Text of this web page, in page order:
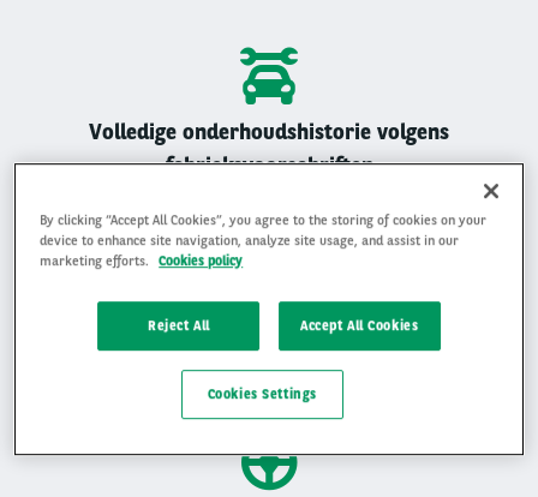
Volledige onderhoudshistorie volgens
fabrieksvoorschriften
Gemiddelde beoordeling van 4,9 op 5
By clicking “Accept All Cookies”, you agree to the storing of cookies on your
device to enhance site navigation, analyze site usage, and assist in our
marketing efforts.
Cookies policy
Reject All Accept All Cookies
Cookies Settings